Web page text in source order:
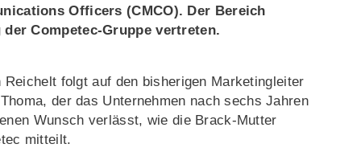
Officers (CMCO). Der Bereich
Competec-Gruppe vertreten.
Reichelt folgt auf den bisherigen Marketingleiter
der das Unternehmen nach sechs Jahren
Wunsch verlässt, wie die Brack-Mutter
mitteilt.